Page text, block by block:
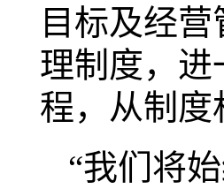
目标及经
理制度，
程，从制
“我们将